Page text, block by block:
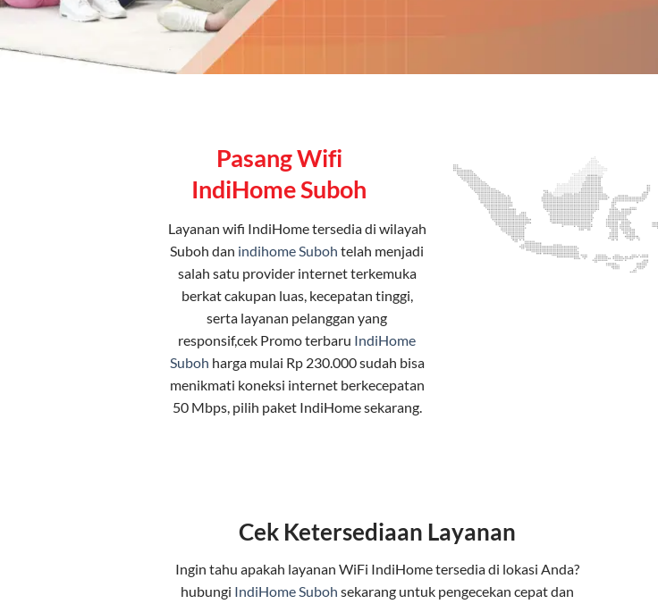
Pasang Wifi
IndiHome Suboh
Layanan wifi IndiHometersedia di wilayah
Suboh dan indihome Suboh telah menjadi
salah satu provider internet terkemuka
berkat cakupan luas, kecepatan tinggi,
serta layanan pelanggan yang
responsif,cek Promo terbaru IndiHome
Suboh harga mulai Rp 230.000 sudah bisa
menikmati koneksi internet berkecepatan
50 Mbps, pilih paket IndiHomesekarang.
Cek Ketersediaan Layanan
Ingin tahu apakah layanan WiFi IndiHome tersedia di lokasi Anda?
hubungi IndiHome Suboh sekarang untuk pengecekan cepat dan